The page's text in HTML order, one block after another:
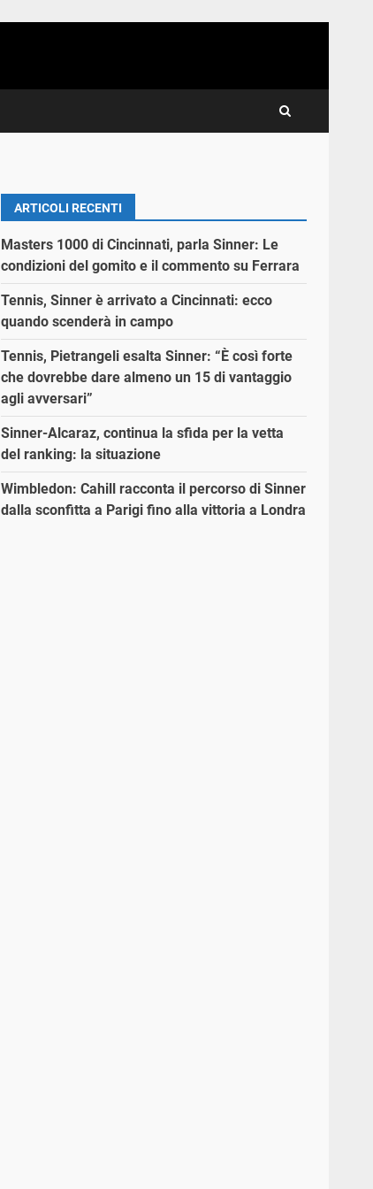
ARTICOLI RECENTI
Masters 1000 di Cincinnati, parla Sinner: Le
condizioni del gomito e il commento su Ferrara
Tennis, Sinner è arrivato a Cincinnati: ecco
quando scenderà in campo
Tennis, Pietrangeli esalta Sinner: “È così forte
che dovrebbe dare almeno un 15 di vantaggio
agli avversari”
Sinner-Alcaraz, continua la sfida per la vetta
del ranking: la situazione
Wimbledon: Cahill racconta il percorso di Sinner
dalla sconfitta a Parigi fino alla vittoria a Londra